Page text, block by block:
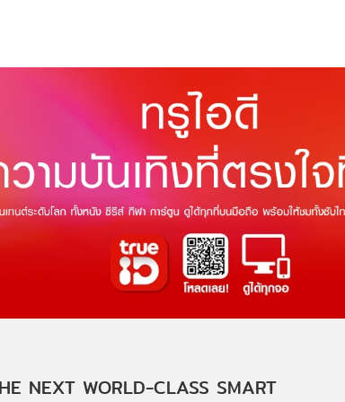
NEXT WORLD-CLASS SMART